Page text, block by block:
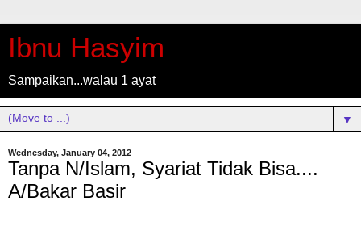
Ibnu Hasyim
Sampaikan...walau 1 ayat
▼
Wednesday, January 04, 2012
Tanpa N/Islam, Syariat Tidak Bisa....
A/Bakar Basir